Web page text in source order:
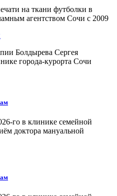
на ткани футболки в
агентством Сочи с 2009
Болдырева Сергея
города-курорта Сочи
го в клинике семейной
доктора мануальной